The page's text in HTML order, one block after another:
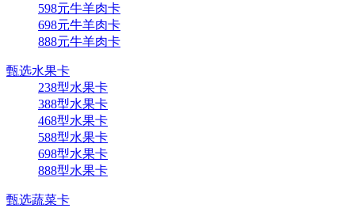
598元牛羊肉卡
698元牛羊肉卡
888元牛羊肉卡
甄选水果卡
238型水果卡
388型水果卡
468型水果卡
588型水果卡
698型水果卡
888型水果卡
甄选蔬菜卡